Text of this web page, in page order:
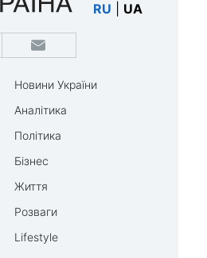
RU UA
Новини України
Аналітика
Політика
Бізнес
Життя
Розваги
Lifestyle